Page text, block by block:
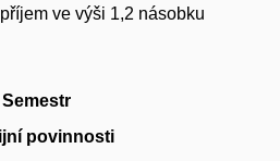
ve výši 1,2 násobku
Semestr
povinnosti